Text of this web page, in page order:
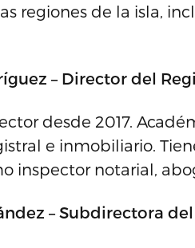
regiones de la isla,
– Director del
desde 2017.
e inmobiliario.
inspector notarial,
– Subdirectora